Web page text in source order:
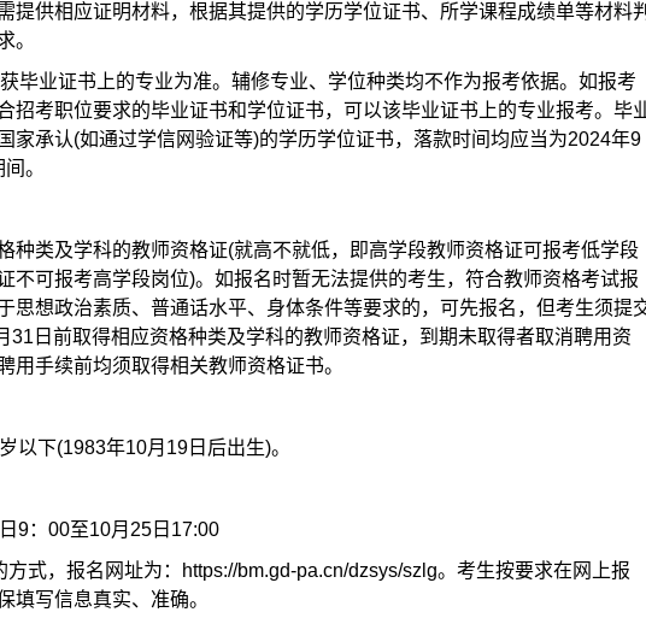
提供相应证明材料，根据其提供的学历学位证书、所学课程成绩单等材料
。
毕业证书上的专业为准。辅修专业、学位种类均不作为报考依据。如报考
招考职位要求的毕业证书和学位证书，可以该毕业证书上的专业报考。毕
家承认(如通过学信网验证等)的学历学位证书，落款时间均应当为2024年9
。
种类及学科的教师资格证(就高不就低，即高学段教师资格证可报考低学段
不可报考高学段岗位)。如报名时暂无法提供的考生，符合教师资格考试报
思想政治素质、普通话水平、身体条件等要求的，可先报名，但考生须提
31日前取得相应资格种类及学科的教师资格证，到期未取得者取消聘用资
用手续前均须取得相关教师资格证书。
以下(1983年10月19日后出生)。
9：00至10月25日17:00
方式，报名网址为：https://bm.gd-pa.cn/dzsys/szlg。考生按要求在网上报
填写信息真实、准确。